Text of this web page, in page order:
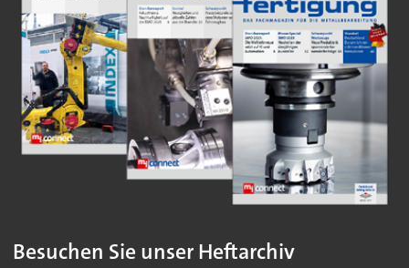
Besuchen Sie unser Heftarchiv